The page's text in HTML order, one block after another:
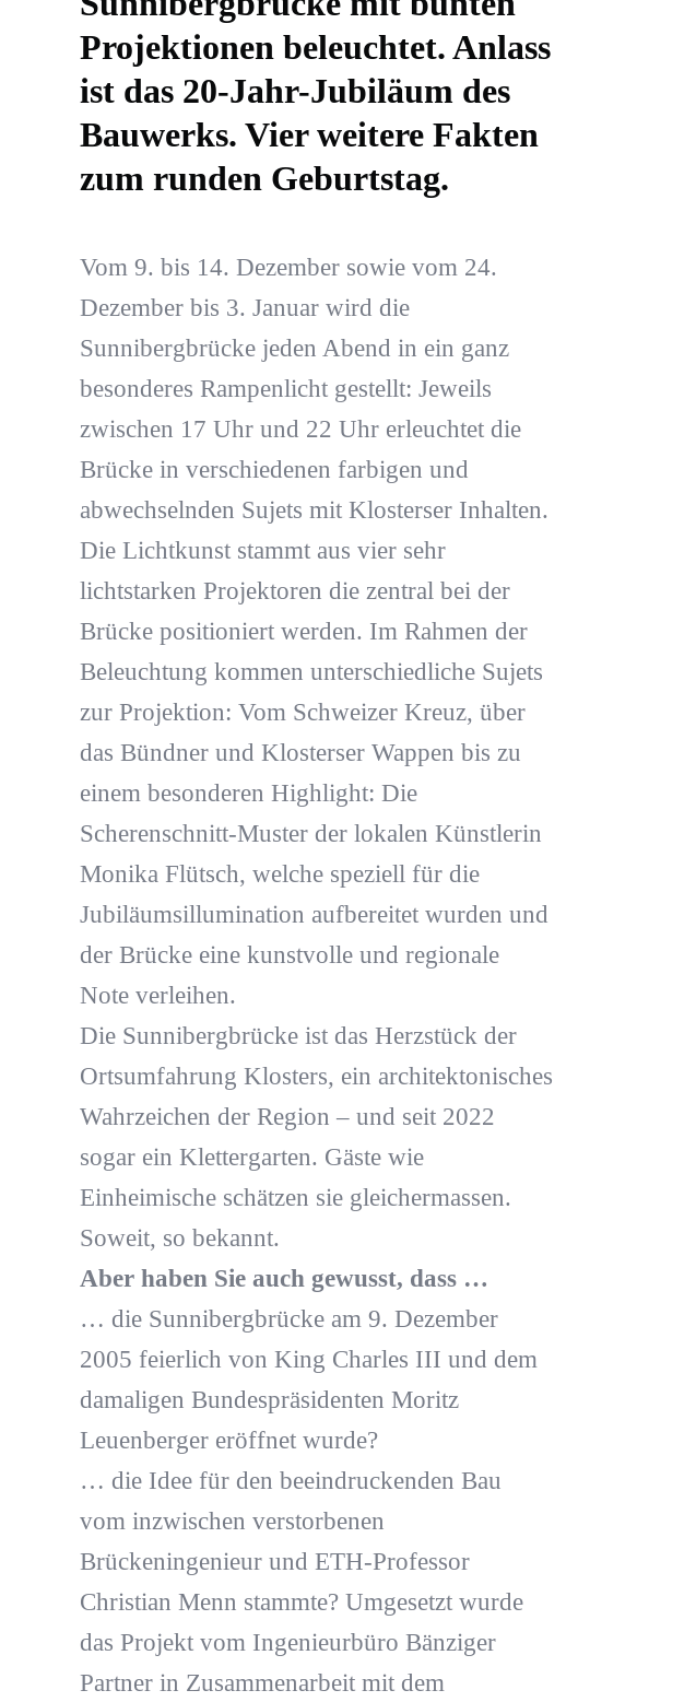
Projektionen beleuchtet. Anlass
ist das 20-Jahr-Jubiläum des
Bauwerks. Vier weitere Fakten
zum runden Geburtstag.
Vom 9. bis 14. Dezember sowie vom 24.
Dezember bis 3. Januar wird die
Sunnibergbrücke jeden Abend in ein ganz
besonderes Rampenlicht gestellt: Jeweils
zwischen 17 Uhr und 22 Uhr erleuchtet die
Brücke in verschiedenen farbigen und
abwechselnden Sujets mit Klosterser Inhalten.
Die Lichtkunst stammt aus vier sehr
lichtstarken Projektoren die zentral bei der
Brücke positioniert werden. Im Rahmen der
Beleuchtung kommen unterschiedliche Sujets
zur Projektion: Vom Schweizer Kreuz, über
das Bündner und Klosterser Wappen bis zu
einem besonderen Highlight: Die
Scherenschnitt-Muster der lokalen Künstlerin
Monika Flütsch, welche speziell für die
Jubiläumsillumination aufbereitet wurden und
der Brücke eine kunstvolle und regionale
Note verleihen.
Die Sunnibergbrücke ist das Herzstück der
Ortsumfahrung Klosters, ein architektonisches
Wahrzeichen der Region – und seit 2022
sogar ein Klettergarten. Gäste wie
Einheimische schätzen sie gleichermassen.
Soweit, so bekannt.
Aber haben Sie auch gewusst, dass …
… die Sunnibergbrücke am 9. Dezember
2005 feierlich von King Charles III und dem
damaligen Bundespräsidenten Moritz
Leuenberger eröffnet wurde?
… die Idee für den beeindruckenden Bau
vom inzwischen verstorbenen
Brückeningenieur und ETH-Professor
Christian Menn stammte? Umgesetzt wurde
das Projekt vom Ingenieurbüro Bänziger
Partner in Zusammenarbeit mit dem